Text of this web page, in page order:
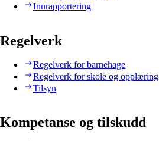
Innrapportering
Regelverk
Regelverk for barnehage
Regelverk for skole og opplæring
Tilsyn
Kompetanse og tilskudd